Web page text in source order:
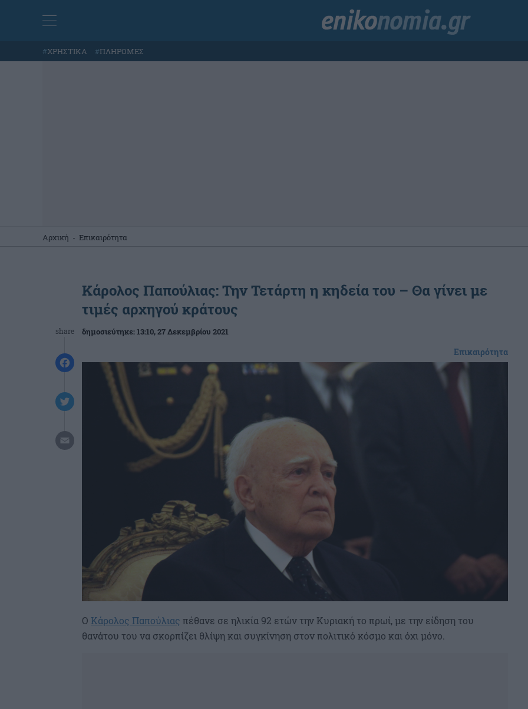
#ΧΡΗΣΤΙΚΑ #ΠΛΗΡΩΜΕΣ
Αρχική - Επικαιρότητα
share
Κάρολος Παπούλιας: Την Τετάρτη η κηδεία του – Θα γίνει με
τιμές αρχηγού κράτους
δημοσιεύτηκε:13:10, 27 Δεκεμβρίου 2021
Επικαιρότητα
Ο Κάρολος Παπούλιας πέθανε σε ηλικία 92 ετών την Κυριακή το πρωί, με την είδηση του
θανάτου του να σκορπίζει θλίψη και συγκίνηση στον πολιτικό κόσμο και όχι μόνο.